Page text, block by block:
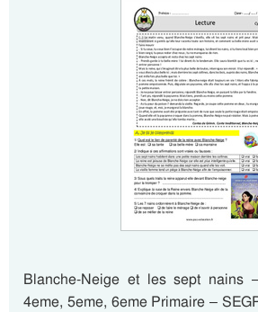
Blanche-Neige et les sept nains
4eme, 5eme, 6eme Primaire –